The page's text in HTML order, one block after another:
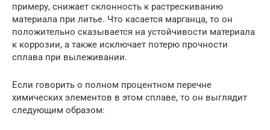
примеру, снижает склонность к растрескиванию
материала при литье. Что касается марганца, то он
положительно сказывается на устойчивости материала
к коррозии, а также исключает потерю прочности
сплава при вылеживании.
Если говорить о полном процентном перечне
химических элементов в этом сплаве, то он выглядит
следующим образом: